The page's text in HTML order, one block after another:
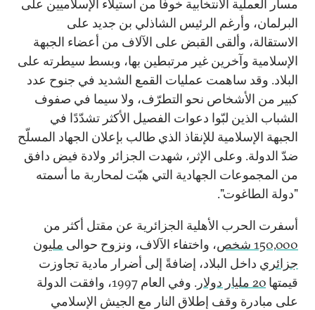
مسار العملية الانتخابية خوفًا من استيلاء الإسلاميين على
البرلمان، وأرغم الرئيس الشاذلي بن جديد على
الاستقالة، وألقى القبض على الآلاف من أعضاء الجبهة
الإسلامية وآخرين غير مرتبطين بها، وبسط سيطرته على
البلاد. وقد ساهمت عمليات القمع الشديد في جنوح عدد
كبير من الأشخاص نحو التطرّف، ولا سيما في صفوف
الشباب الذين لبّوا دعوات الفصيل الأكثر تشدّدًا في
الجبهة الإسلامية للإنقاذ الذي طالب بإعلان الجهاد المسلّح
ضدّ الدولة. وعلى الإثر، شهدت الجزائر ولادة فيض دافق
من المجموعات الجهادية التي هبّت لمحاربة ما أسمته
"دولة الطاغوت".
أسفرت الحرب الأهلية الجزائرية عن مقتل أكثر من
150,000 شخص
، واختفاء الآلاف، ونزوح حوالى مليون
جزائري داخل البلاد، إضافةً إلى أضرار مادية تجاوزت
قيمتها 20 مليار دولار
. وفي العام 1997، وافقت الدولة
على مبادرة وقف إطلاق النار مع الجيش الإسلامي